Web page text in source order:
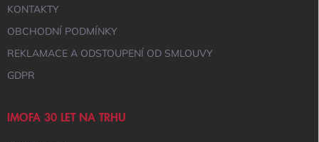
KONTAKTY
OBCHODNÍ PODMÍNKY
REKLAMACE A ODSTOUPENÍ OD SMLOUVY
GDPR
IMOFA 30 LET NA TRHU